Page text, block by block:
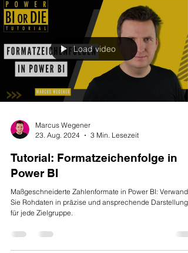
Load video
Marcus Wegener
23. Aug. 2024
3 Min. Lesezeit
Tutorial: Formatzeichenfolge in
Power BI
Maßgeschneiderte Zahlenformate in Power BI:
Sie Rohdaten in präzise und ansprechende
für jede Zielgruppe.